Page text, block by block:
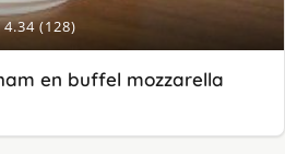
4.34 (128)
en buffel mozzarella